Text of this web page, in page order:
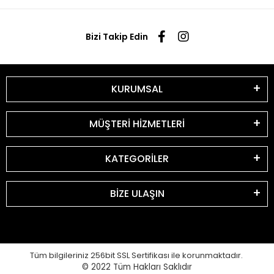
Bizi Takip Edin
KURUMSAL
MÜŞTERİ HİZMETLERİ
KATEGORİLER
BİZE ULAŞIN
Tüm bilgileriniz 256bit SSL Sertifikası ile korunmaktadır.
© 2022 Tüm Hakları Saklıdır